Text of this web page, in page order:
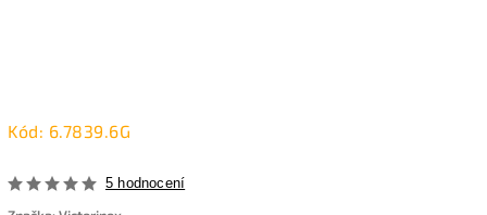
Kód: 6.7839.6G
5 hodnocení